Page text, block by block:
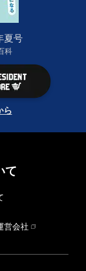
夏号
科
ら
て
営会社